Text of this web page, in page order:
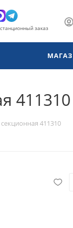
заказ
411310
411310